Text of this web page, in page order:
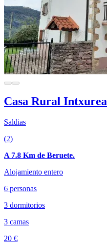
Casa Rural Intxurea
Saldias
(2)
A 7.8 Km de Beruete.
Alojamiento entero
6 personas
3 dormitorios
3 camas
20 €